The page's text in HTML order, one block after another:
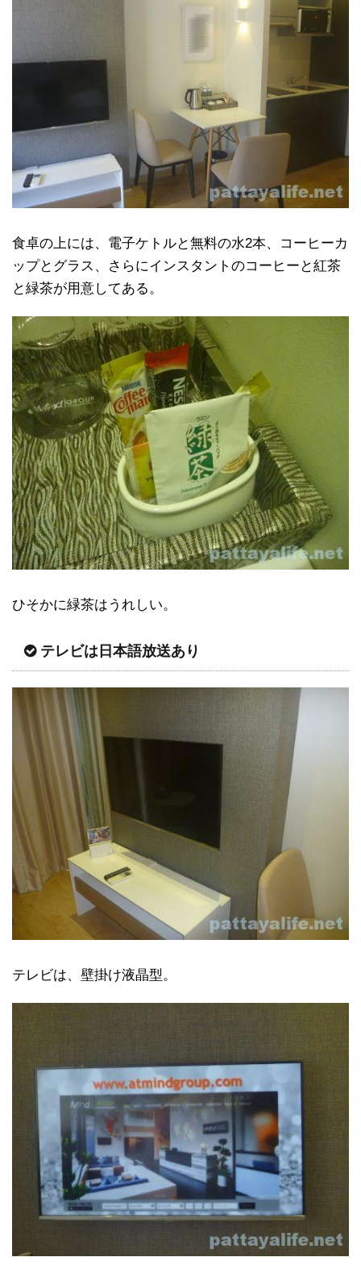
食卓の上には、電子ケトルと無料の水2本、コーヒーカ
ップとグラス、さらにインスタントのコーヒーと紅茶
と緑茶が用意してある。
ひそかに緑茶はうれしい。
テレビは日本語放送あり
テレビは、壁掛け液晶型。